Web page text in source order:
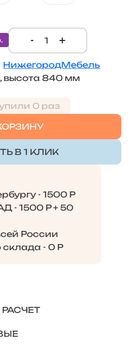
- +
НижегородМебель
высота 840 мм
0 раз
В 1 КЛИК
- 1500 Р
- 1500 Р + 50
России
- 0 Р